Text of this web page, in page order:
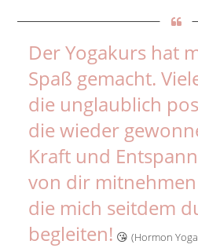
Der Yogakurs hat
Spaß gemacht.
die unglaublich
die wieder
Kraft und
von dir
die mich seitdem
begleiten! 😘 (Hormon